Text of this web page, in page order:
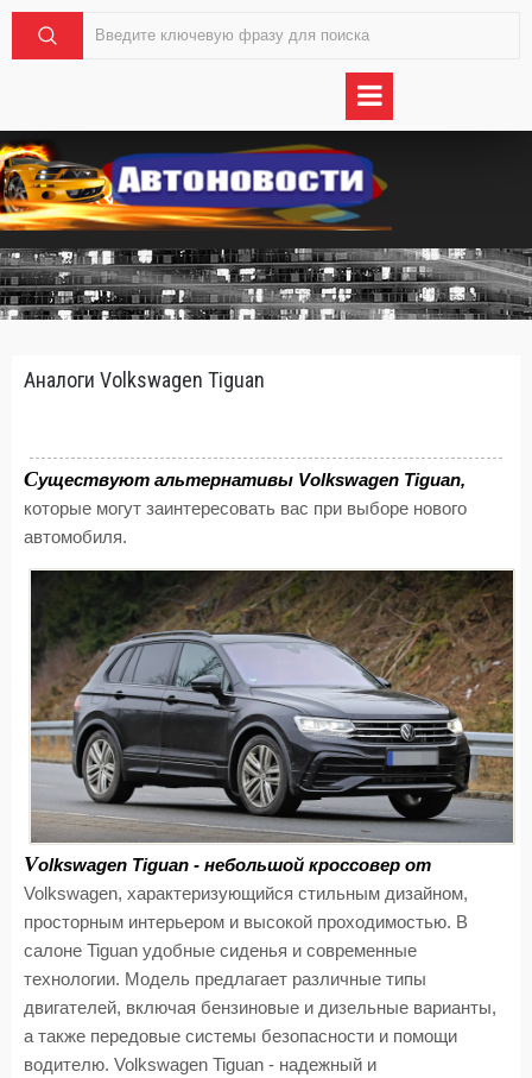
Аналоги Volkswagen Tiguan
Существуют альтернативы Volkswagen Tiguan,
которые могут заинтересовать вас при выборе нового
автомобиля.
Volkswagen Tiguan - небольшой кроссовер от
Volkswagen, характеризующийся стильным дизайном,
просторным интерьером и высокой проходимостью. В
салоне Tiguan удобные сиденья и современные
технологии. Модель предлагает различные типы
двигателей, включая бензиновые и дизельные варианты,
а также передовые системы безопасности и помощи
водителю. Volkswagen Tiguan - надежный и